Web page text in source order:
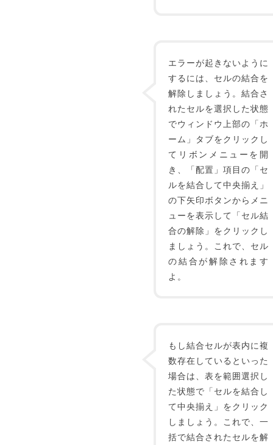
エラーが起きないように
するには、セルの結合を
解除しましょう。結合さ
れたセルを選択した状態
でウィンドウ上部の「ホ
ーム」タブをクリックし
てリボンメニューを開
き、「配置」項目の「セ
ルを結合して中央揃え」
の下矢印ボタンからメニ
ューを表示して「セル結
合の解除」をクリックし
ましょう。これで、セル
の結合が解除されます
よ。
もし結合セルが表内に複
数存在しているといった
場合は、表を範囲選択し
た状態で「セルを結合し
て中央揃え」をクリック
しましょう。これで、一
括で結合されたセルを解